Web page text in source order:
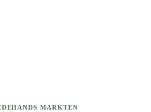
MARKTEN